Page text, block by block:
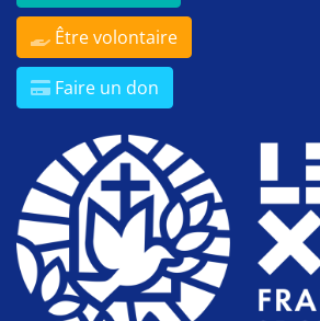
Être volontaire
Faire un don